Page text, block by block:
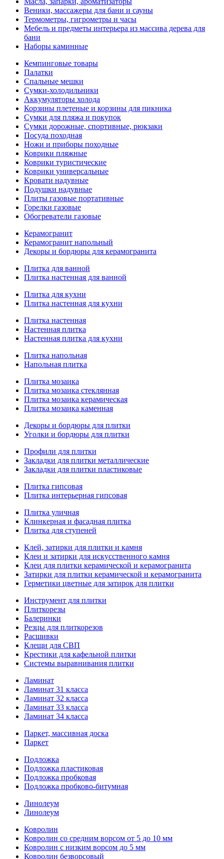
Веники, массажеры для бани и сауны
Термометры, гигрометры и часы
Мебель и предметы интерьера из массива дерева для
бани
Наборы каминные
Кемпинговые товары
Палатки
Спальные мешки
Сумки-холодильники
Аккумуляторы холода
Корзины плетеные и корзины для пикника
Сумки для пляжа и покупок
Сумки дорожные, спортивные, рюкзаки
Посуда походная
Ножи и приборы походные
Коврики пляжные
Коврики туристические
Коврики универсальные
Кровати надувные
Подушки надувные
Плиты газовые портативные
Горелки газовые
Обогреватели газовые
Керамогранит
Керамогранит напольный
Декоры и бордюры для керамогранита
Плитка для ванной
Плитка настенная для ванной
Плитка для кухни
Плитка настенная для кухни
Плитка настенная
Настенная плитка
Настенная плитка для кухни
Плитка напольная
Напольная плитка
Плитка мозаика
Плитка мозаика стеклянная
Плитка мозаика керамическая
Плитка мозаика каменная
Декоры и бордюры для плитки
Уголки и бордюры для плитки
Профили для плитки
Закладки для плитки металлические
Закладки для плитки пластиковые
Плитка гипсовая
Плитка интерьерная гипсовая
Плитка уличная
Клинкерная и фасадная плитка
Плитка для ступеней
Клей, затирки для плитки и камня
Клеи и затирки для искусственного камня
Клеи для плитки керамической и керамогранита
Затирки для плитки керамической и керамогранита
Герметики цветные для затирок для плитки
Инструмент для плитки
Плиткорезы
Балеринки
Резцы для плиткорезов
Расшивки
Клещи для СВП
Крестики для кафельной плитки
Системы выравнивания плитки
Ламинат
Ламинат 31 класса
Ламинат 32 класса
Ламинат 33 класса
Ламинат 34 класса
Паркет, массивная доска
Паркет
Подложка
Подложка пластиковая
Подложка пробковая
Подложка пробково-битумная
Линолеум
Линолеум
Ковролин
Ковролин со средним ворсом от 5 до 10 мм
Ковролин с низким ворсом до 5 мм
Ковролин безворсовый